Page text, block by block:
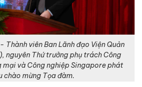
Thành viên Ban Lãnh đạo Viện Quản
nguyên Thứ trưởng phụ trách Công
mại và Công nghiệp Singapore phát
chào mừng Tọa đàm.